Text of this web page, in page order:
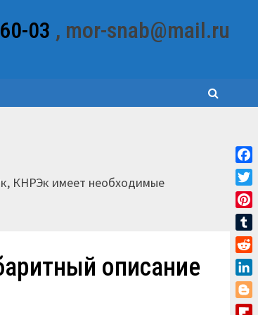
03 , mor-snab@mail.ru
КНРЭк имеет необходимые
описание